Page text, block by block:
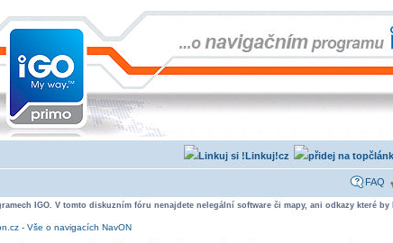
Linkuj!cz
FAQ
IGO. V tomto diskuzním fóru nenajdete nelegální software či mapy, ani odkazy které by
- Vše o navigacích NavON